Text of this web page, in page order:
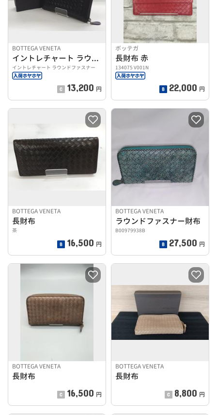
BOTTEGA VENETA
イントレチャート ラウンドファスナー
イントレチャート ラウンドファスナー
13,200 円
ボッテガ
長財布 赤
134075 V001N
22,000 円
BOTTEGA VENETA
長財布
茶
16,500 円
BOTTEGA VENETA
ラウンドファスナー財布
B00979938B
27,500 円
BOTTEGA VENETA
長財布
16,500 円
BOTTEGA VENETA
長財布
8,800 円